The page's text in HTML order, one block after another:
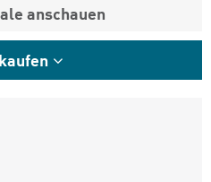
anschauen